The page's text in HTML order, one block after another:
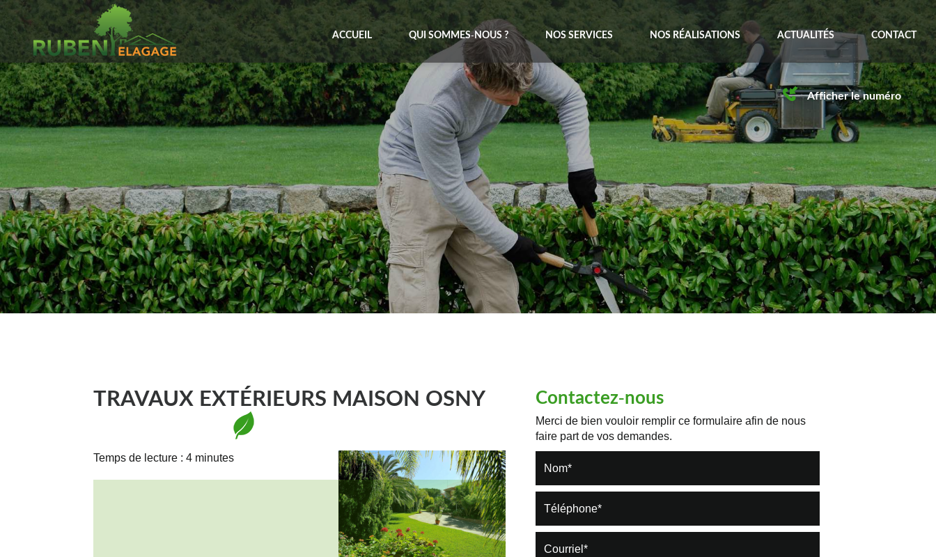
Ruben
Elagage
ACCUEIL QUI SOMMES-NOUS ? NOS SERVICES NOS RÉALISATIONS ACTUALITÉS CONTACT
Afficher le numéro
TRAVAUX EXTÉRIEURS MAISON OSNY
Temps de lecture : 4 minutes
Contactez-nous
Merci de bien vouloir remplir ce formulaire afin de nous
faire part de vos demandes.